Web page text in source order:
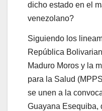
dicho estado en el
venezolano?
Siguiendo los
República
Maduro Moros y la
para la Salud
se unen a la
Guayana Esequiba,